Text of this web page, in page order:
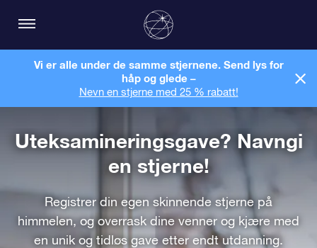
Vi er alle under de samme stjernene. Send lys for
håp og glede –
Nevn en stjerne med 25 % rabatt!
Uteksamineringsgave? Navngi
en stjerne!
Registrer din egen skinnende stjerne på
himmelen, og overrask dine venner og kjære med
en unik og tidløs gave etter endt utdanning.